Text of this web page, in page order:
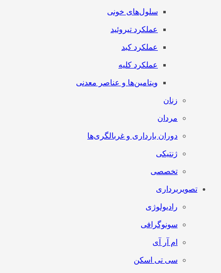
سلول‌های خونی
عملکرد تیروئید
عملکرد کبد
عملکرد کلیه
ویتامین‌ها و عناصر معدنی
زنان
مردان
دوران بارداری و غربالگری‌ها
ژنتیکی
تخصصی
تصویربرداری
رادیولوژی
سونوگرافی
ام آر آی
سی تی اسکن